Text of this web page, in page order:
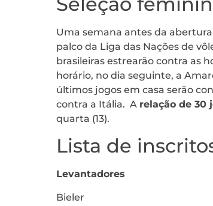
Uma semana antes da
palco da Liga das Nações de
brasileiras estrearão contra as
horário, no dia seguinte, a
últimos jogos em casa serão
contra a Itália. A relação de 30
quarta (13).
Lista de
Levantadores
Bieler